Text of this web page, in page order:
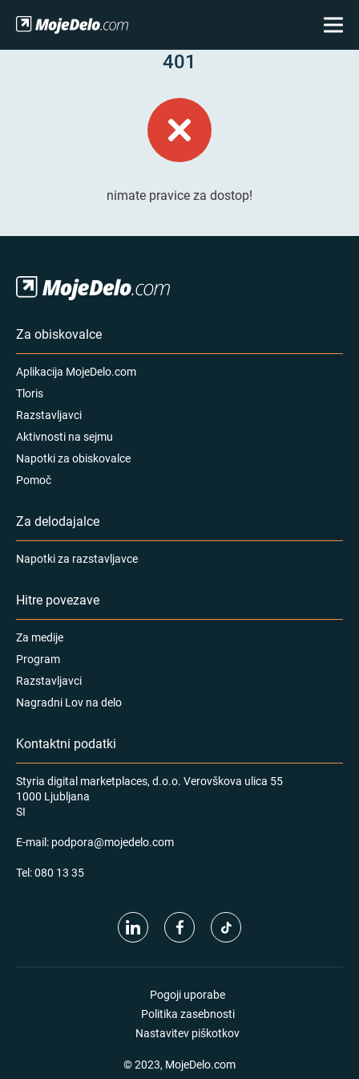
401
nimate pravice za dostop!
Za obiskovalce
Aplikacija MojeDelo.com
Tloris
Razstavljavci
Aktivnosti na sejmu
Napotki za obiskovalce
Pomoč
Za delodajalce
Napotki za razstavljavce
Hitre povezave
Za medije
Program
Razstavljavci
Nagradni Lov na delo
Kontaktni podatki
Styria digital marketplaces, d.o.o. Verovškova ulica 55
1000 Ljubljana
SI
E-mail: podpora@mojedelo.com
Tel:080 13 35
Pogoji uporabe
Politika zasebnosti
Nastavitev piškotkov
© 2023, MojeDelo.com